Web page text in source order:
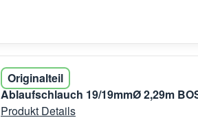
Originalteil
Ablaufschlauch 19/19mmØ 2,29m
Produkt Details